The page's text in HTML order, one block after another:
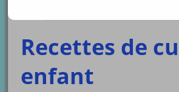
Recettes de
enfant